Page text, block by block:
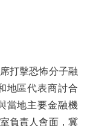
打擊恐怖分子融
地區代表商討合
當地主要金融機
負責人會面，冀